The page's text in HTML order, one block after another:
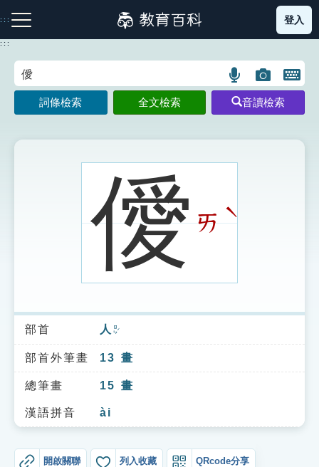
到
主
:::
注音索引圖示 筆畫索引圖示 部首索引表圖示
索引選單
知識索引
單字索引
生命大百科索引
遊戲專區
登入
:::
語
言
搜
示
圖
片
搜
開
鍵
圖
詞條檢索 全文檢索 音讀檢索
僾ㄞ ˋ
部首 人 ㄖㄣˊ
部首外筆畫 13 畫
總筆畫 15 畫
漢語拼音 ài
開啟關聯 列入收藏 QRcode分享